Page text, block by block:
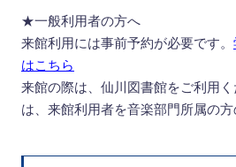
★一般利用者の方へ
来館利用には事前予約が必要です。
はこちら
来館の際は、仙川図書館をご利用
は、来館利用者を音楽部門所属の方